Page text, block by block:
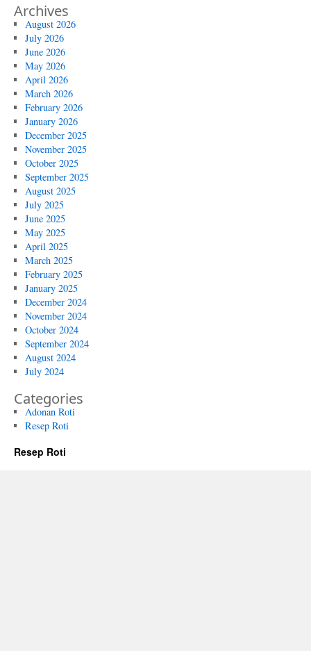
Archives
August 2026
July 2026
June 2026
May 2026
April 2026
March 2026
February 2026
January 2026
December 2025
November 2025
October 2025
September 2025
August 2025
July 2025
June 2025
May 2025
April 2025
March 2025
February 2025
January 2025
December 2024
November 2024
October 2024
September 2024
August 2024
July 2024
Categories
Adonan Roti
Resep Roti
Resep Roti